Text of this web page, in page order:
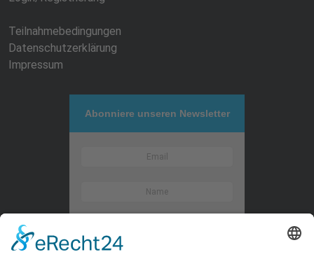
Teilnahmebedingungen
Datenschutzerklärung
Impressum
Abonniere unseren Newsletter